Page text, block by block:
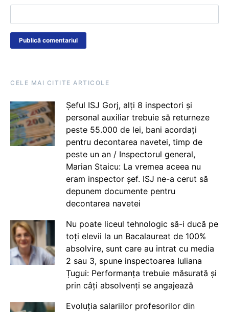
CELE MAI CITITE ARTICOLE
Șeful ISJ Gorj, alți 8 inspectori și
personal auxiliar trebuie să returneze
peste 55.000 de lei, bani acordați
pentru decontarea navetei, timp de
peste un an / Inspectorul general,
Marian Staicu: La vremea aceea nu
eram inspector șef. ISJ ne-a cerut să
depunem documente pentru
decontarea navetei
Nu poate liceul tehnologic să-i ducă pe
toți elevii la un Bacalaureat de 100%
absolvire, sunt care au intrat cu media
2 sau 3, spune inspectoarea Iuliana
Țugui: Performanța trebuie măsurată și
prin câți absolvenți se angajează
Evoluția salariilor profesorilor din